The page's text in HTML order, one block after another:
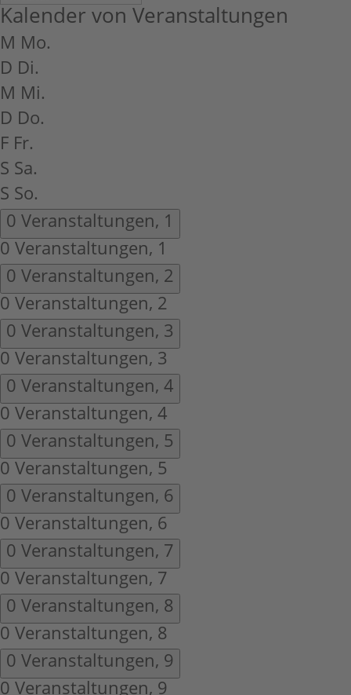
Kalender von Veranstaltungen
M Mo.
D Di.
M Mi.
D Do.
F Fr.
S Sa.
S So.
0 Veranstaltungen, 1
0 Veranstaltungen, 1
0 Veranstaltungen, 2
0 Veranstaltungen, 2
0 Veranstaltungen, 3
0 Veranstaltungen, 3
0 Veranstaltungen, 4
0 Veranstaltungen, 4
0 Veranstaltungen, 5
0 Veranstaltungen, 5
0 Veranstaltungen, 6
0 Veranstaltungen, 6
0 Veranstaltungen, 7
0 Veranstaltungen, 7
0 Veranstaltungen, 8
0 Veranstaltungen, 8
0 Veranstaltungen, 9
0 Veranstaltungen, 9